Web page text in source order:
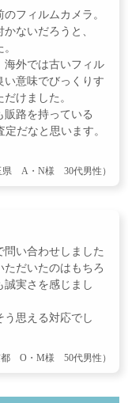
フィルムカメラ。
ないだろうと、
海外では古いフィル
い意味でびっくりす
けました。
販路を持っている
だなと思います。
県 A・N様 30代男性）
い合わせしました
ただいたのはもちろ
誠実さを感じまし
う思える対応でし
都 O・M様 50代男性）